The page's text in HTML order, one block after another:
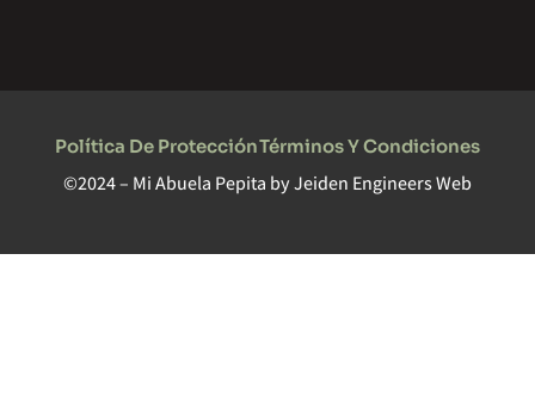
Política De ProtecciónTérminos Y Condiciones
©2024 – Mi Abuela Pepita byJeiden Engineers Web